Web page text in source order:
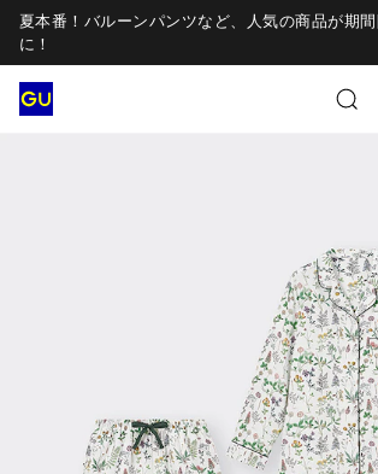
夏本番！バルーンパンツなど、人気の商品が期
に！